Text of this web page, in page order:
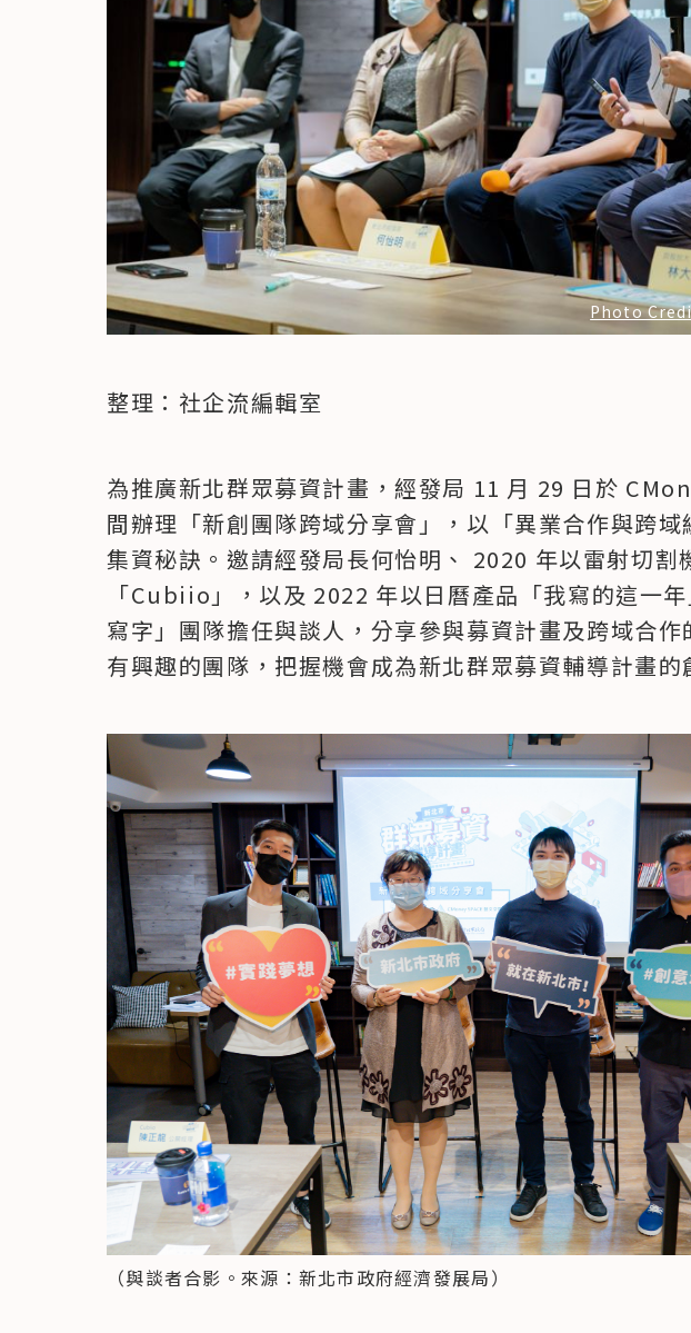
Photo
整理：社企流編輯室
為推廣新北群眾募資計畫，經發局 11 月 29 日於
間辦理「新創團隊跨域分享會」，以「異業合作與跨
集資秘訣。邀請經發局長何怡明、 2020 年以雷射切割
「Cubiio」，以及 2022 年以日曆產品「我寫的這一
寫字」團隊擔任與談人，分享參與募資計畫及跨域合
有興趣的團隊，把握機會成為新北群眾募資輔導計畫的
（與談者合影。來源：新北市政府經濟發展局）